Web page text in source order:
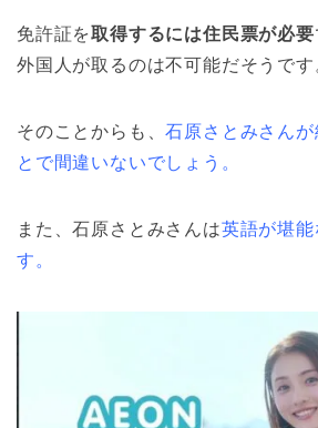
免許証を取得するには住民票が必要
外国人が取るのは不可能だそうです
そのことからも、石原さとみさんが
とで間違いないでしょう。
また、石原さとみさんは英語が堪
す。